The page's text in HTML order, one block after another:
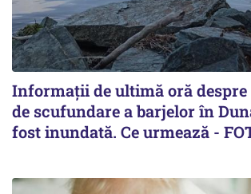
Informații de ultimă oră despre
de scufundare a barjelor în
fost inundată. Ce urmează -